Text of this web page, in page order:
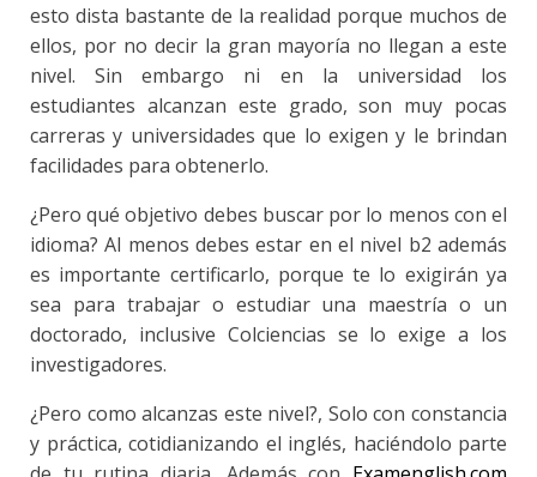
esto dista bastante de la realidad porque muchos de
ellos, por no decir la gran mayoría no llegan a este
nivel. Sin embargo ni en la universidad los
estudiantes alcanzan este grado, son muy pocas
carreras y universidades que lo exigen y le brindan
facilidades para obtenerlo.
¿Pero qué objetivo debes buscar por lo menos con el
idioma? Al menos debes estar en el nivel b2 además
es importante certificarlo, porque te lo exigirán ya
sea para trabajar o estudiar una maestría o un
doctorado, inclusive Colciencias se lo exige a los
investigadores.
¿Pero como alcanzas este nivel?, Solo con constancia
y práctica, cotidianizando el inglés, haciéndolo parte